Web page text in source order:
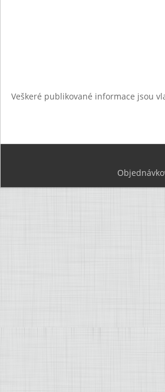
Veškeré publikované informace jsou